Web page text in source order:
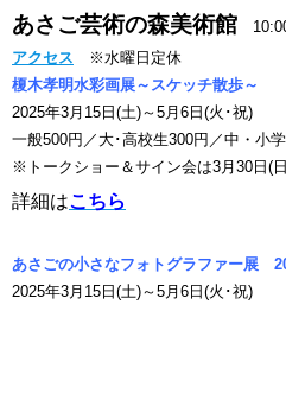
あさご芸術の森美術館
アクセス ※水曜日定休
榎木孝明水彩画展～スケッチ散歩～
2025年3月15日(土)～5月6日(火･祝)
一般500円／大･高校生300円／中・小
※トークショー＆サイン会は3月30日(
詳細はこちら
あさごの小さなフォトグラファー展
2025年3月15日(土)～5月6日(火･祝)